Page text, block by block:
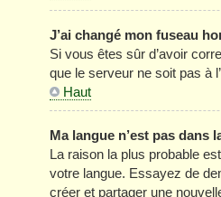
J’ai changé mon fuseau
Si vous êtes sûr d’avoir
que le serveur ne soit pas à
Haut
Ma langue n’est pas dans
La raison la plus probable
votre langue. Essayez de
créer et partager une